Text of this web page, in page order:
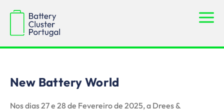
New Battery World
Nos dias 27 e 28 de Fevereiro de 2025, a Drees &